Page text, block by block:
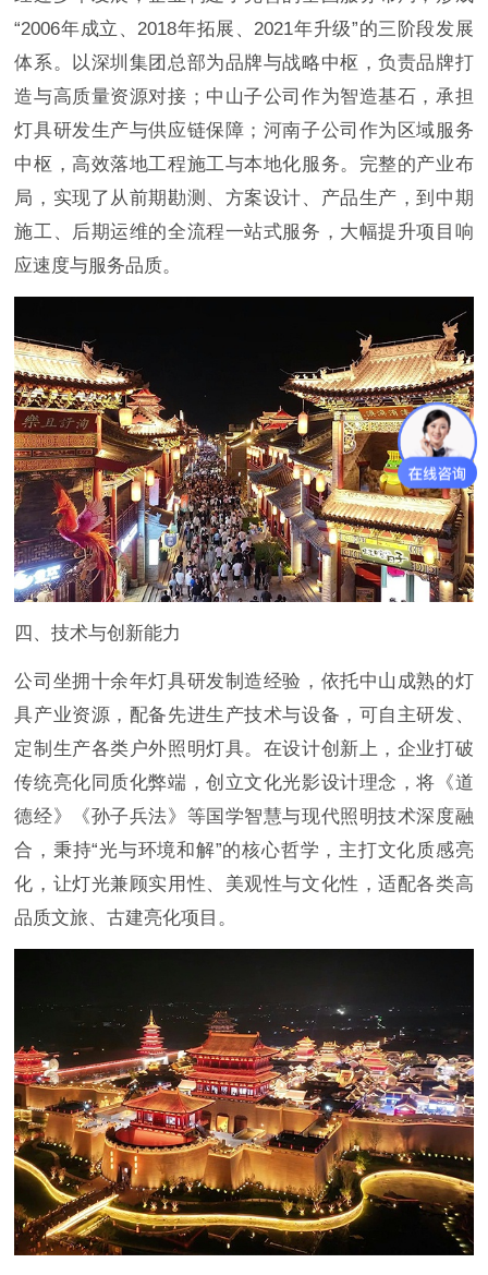
“2006年成立、2018年拓展、2021年升级”的三阶段发展
体系。以深圳集团总部为品牌与战略中枢，负责品牌打
造与高质量资源对接；中山子公司作为智造基石，承担
灯具研发生产与供应链保障；河南子公司作为区域服务
中枢，高效落地工程施工与本地化服务。完整的产业布
局，实现了从前期勘测、方案设计、产品生产，到中期
施工、后期运维的全流程一站式服务，大幅提升项目响
应速度与服务品质。
四、技术与创新能力
公司坐拥十余年灯具研发制造经验，依托中山成熟的灯
具产业资源，配备先进生产技术与设备，可自主研发、
定制生产各类户外照明灯具。在设计创新上，企业打破
传统亮化同质化弊端，创立文化光影设计理念，将《道
德经》《孙子兵法》等国学智慧与现代照明技术深度融
合，秉持“光与环境和解”的核心哲学，主打文化质感亮
化，让灯光兼顾实用性、美观性与文化性，适配各类高
品质文旅、古建亮化项目。